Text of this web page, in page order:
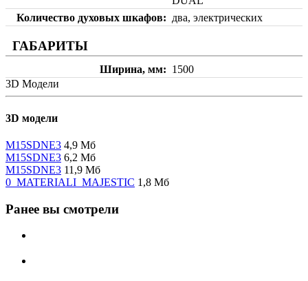
Количество духовых шкафов
два, электрических
ГАБАРИТЫ
Ширина, мм
1500
3D Модели
3D модели
M15SDNE3 4,9 Мб
M15SDNE3 6,2 Мб
M15SDNE3 11,9 Мб
0_MATERIALI_MAJESTIC 1,8 Мб
Ранее вы смотрели